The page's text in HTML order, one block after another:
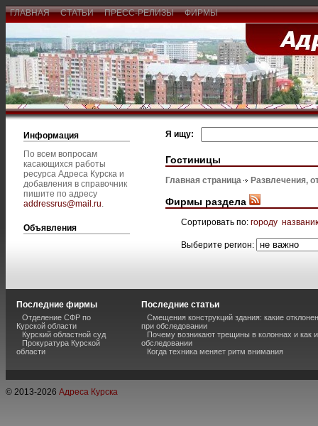
ГЛАВНАЯ СТАТЬИ ПРЕСС-РЕЛИЗЫ ФИРМЫ
Информация
По всем вопросам
касающихся работы
ресурса Адреса Курска и
добавления в справочник
пишите по адресу
addressrus@mail.ru.
Объявления
Я ищу:
Гостиницы
Главная страница Развлечения,
Фирмы раздела
Сортировать по: городу
Выберите регион:
Последние фирмы
Отделение СФР по
Курской области
Курский областной суд
Прокуратура Курской
области
Последние статьи
Смещения конструкций здания: какие
при обследовании
Почему возникают трещины в колоннах и как
обследовании
Когда техника меняет ритм внимания
© 2013-2026 Адреса Курска